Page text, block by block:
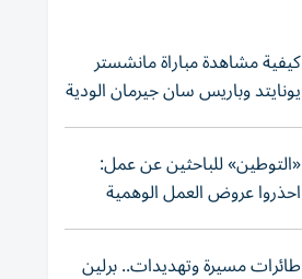
كيفية مشاهدة مباراة مانشستر
يونايتد وباريس سان جيرمان الودية
والقنوات الناقلة
«التوطين» للباحثين عن عمل:
احذروا عروض العمل الوهمية
وتحققوا عبر «الباركود»
طائرات مسيرة وتهديدات.. برلين